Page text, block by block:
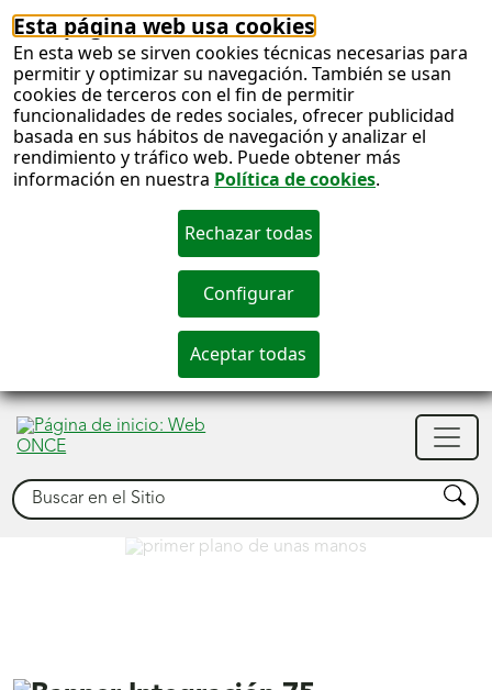
Esta página web usa cookies
En esta web se sirven cookies técnicas necesarias para
permitir y optimizar su navegación. También se usan
cookies de terceros con el fin de permitir
funcionalidades de redes sociales, ofrecer publicidad
basada en sus hábitos de navegación y analizar el
rendimiento y tráfico web. Puede obtener más
información en nuestra Política de cookies.
Buscar Buscar
Déjanos ayudarte